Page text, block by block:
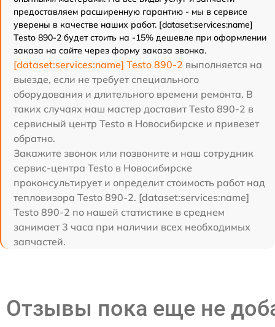
предоставляем расширенную гарантию - мы в сервисе
уверены в качестве наших работ. [dataset:services:name]
Testo 890-2 будет стоить на -15% дешевле при оформлении
заказа на сайте через форму заказа звонка.
[dataset:services:name] Testo 890-2 выполняется на
выезде, если не требует специального
оборудования и длительного времени ремонта. В
таких случаях наш мастер доставит Testo 890-2 в
сервисный центр Testo в Новосибирске и привезет
обратно.
Закажите звонок или позвоните и наш сотрудник
сервис-центра Testo в Новосибирске
проконсультирует и определит стоимость работ над
тепловизора Testo 890-2. [dataset:services:name]
Testo 890-2 по нашей статистике в среднем
занимает 3 часа при наличии всех необходимых
запчастей.
Отзывы пока еще не